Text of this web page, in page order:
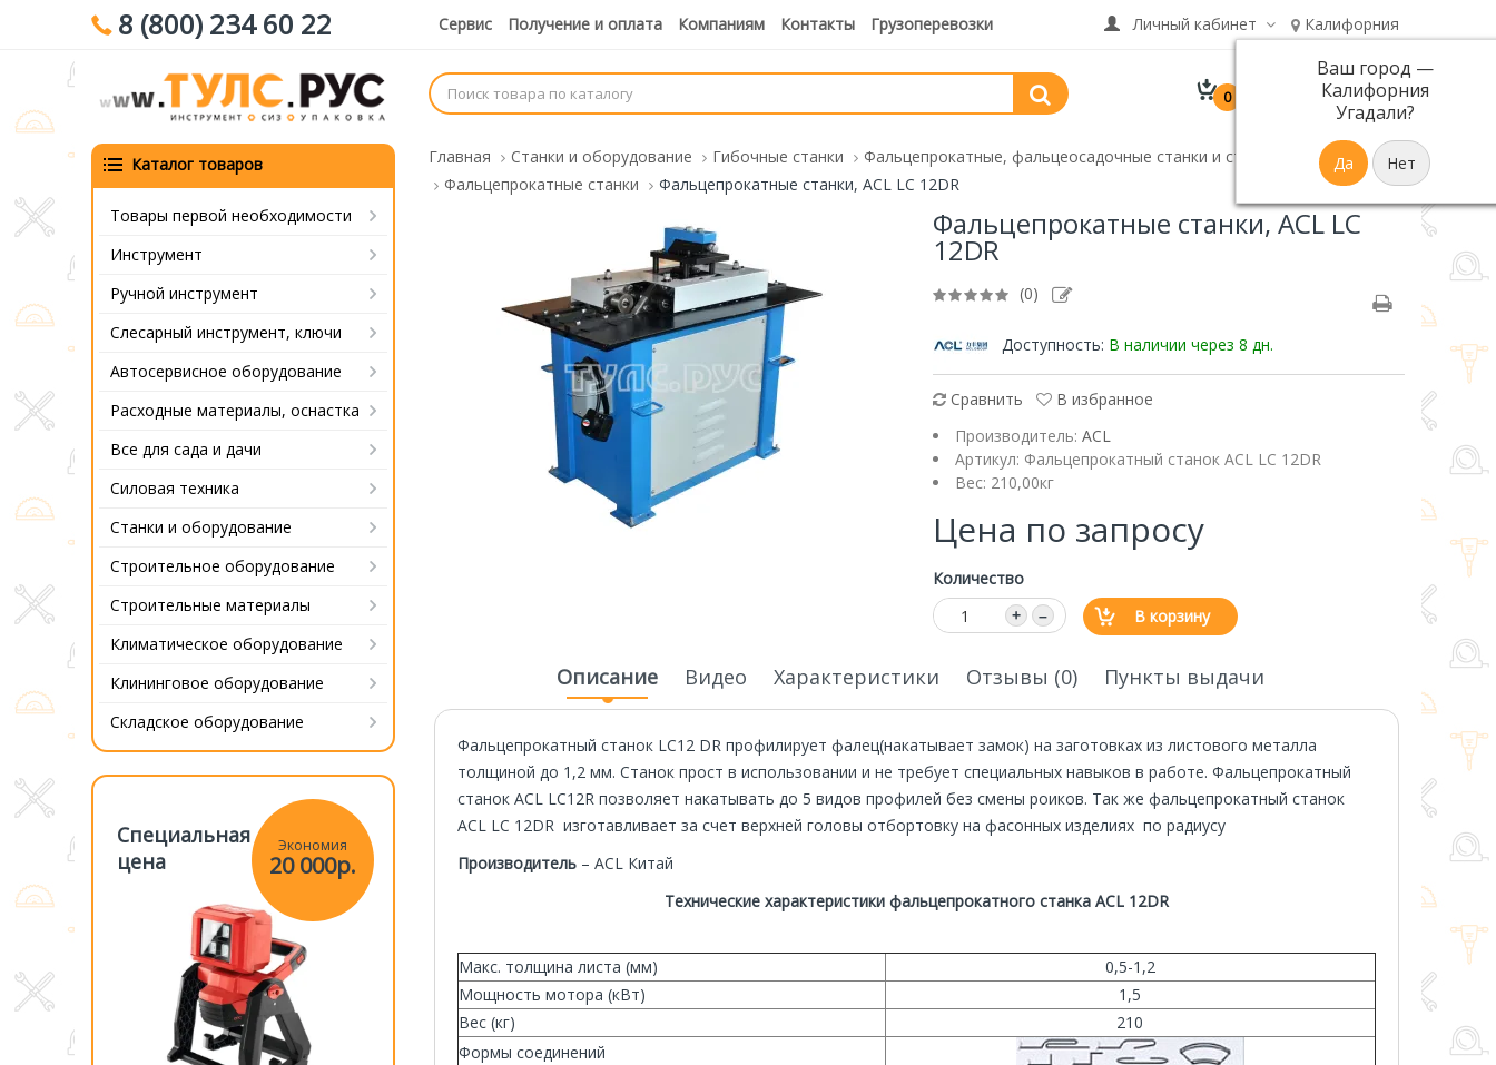
8 (800) 234 60 22 Сервис Получение и оплата Компаниям Контакты Грузоперевозки Личный кабинет Калифорния
Ваш город —
Калифорния
Угадали?
0
В корзине 0 товар(ов)
на сумму 0 р.
Каталог товаров
Товары первой необходимости
Инструмент
Ручной инструмент
Слесарный инструмент, ключи
Автосервисное оборудование
Расходные материалы, оснастка
Все для сада и дачи
Силовая техника
Станки и оборудование
Строительное оборудование
Строительные материалы
Климатическое оборудование
Клининговое оборудование
Складское оборудование
000р.
Специальная
цена
Экономия
20 000р.
Специальная
20 000р.
Специальная
цена
Главная Станки и оборудование Гибочные станки
Фальцепрокатные, фальцеосадочные станки и станки для отбортовки
Фальцепрокатные станки
Фальцепрокатные станки, ACL LC 12DR
Фальцепрокатные станки, ACL LC
12DR
(0)
Доступность: В наличии через 8 дн.
Сравнить
В избранное
Производитель:ACL
Артикул: Фальцепрокатный станок ACL LC 12DR
Вес: 210,00кг
Цена по запросу
Количество
+ – В корзину
Описание Видео Характеристики Отзывы (0) Пункты выдачи
Фальцепрокатный станок LC12 DR профилирует фалец(накатывает замок) на заготовках из листового металла
толщиной до 1,2 мм. Станок прост в использовании и не требует специальных навыков в работе. Фальцепрокатный
станок ACL LC12R позволяет накатывать до 5 видов профилей без смены роиков. Так же фальцепрокатный станок
ACL LC 12DR изготавливает за счет верхней головы отбортовку на фасонных изделиях по радиусу
Производитель– АСL Китай
Технические характеристики фальцепрокатного станка ACL 12DR
Макс. толщина листа (мм)
0,5-1,2
Мощность мотора (кВт)
1,5
Вес (кг)
210
Формы соединений